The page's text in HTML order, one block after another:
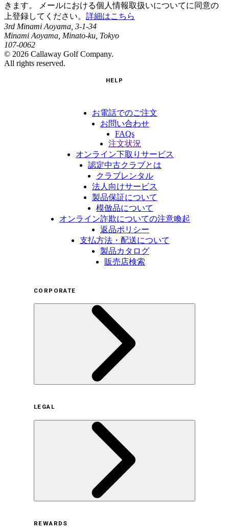
きます。 メールにおける個人情報取扱いについてに同意の
上登録してください。 詳細はこちら
3rd Minami Aoyama, 3-1-34
Minami Aoyama, Minato-ku, Tokyo
107-0062
© 2026 Callaway Golf Company.
All rights reserved.
HELP
お電話でのご注文
お問い合わせ
FAQs
注文状況
オンライン下取りサービス
認定中古クラブとは
クラブレンタル
法人向けサービス
製品保証について
模倣品について
オンライン詐欺についての注意喚起
返品ポリシー
支払方法・配送について
製品カタログ
販売店検索
CORPORATE
サステナビリティの取り組み（日本）
サステナビリティの取り組み（米国/英語）
ヒストリー
採用情報
LEGAL
REWARDS